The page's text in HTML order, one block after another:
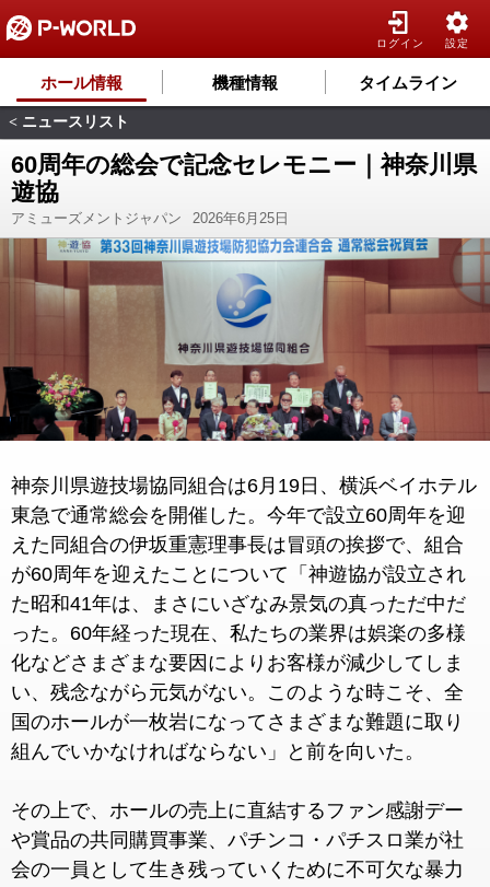
ログイン 設定
ホール情報 機種情報 タイムライン
< ニュースリスト
60周年の総会で記念セレモニー｜神奈川県
遊協
アミューズメントジャパン 2026年6月25日
神奈川県遊技場協同組合は6月19日、横浜ベイホテル
東急で通常総会を開催した。今年で設立60周年を迎
えた同組合の伊坂重憲理事長は冒頭の挨拶で、組合
が60周年を迎えたことについて「神遊協が設立され
た昭和41年は、まさにいざなみ景気の真っただ中だ
った。60年経った現在、私たちの業界は娯楽の多様
化などさまざまな要因によりお客様が減少してしま
い、残念ながら元気がない。このような時こそ、全
国のホールが一枚岩になってさまざまな難題に取り
組んでいかなければならない」と前を向いた。
その上で、ホールの売上に直結するファン感謝デー
や賞品の共同購買事業、パチンコ・パチスロ業が社
会の一員として生き残っていくために不可欠な暴力